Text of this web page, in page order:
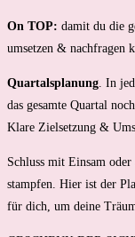
On TOP: damit du die
umsetzen & nachfragen
Quartalsplanung. In
das gesamte Quartal
Klare Zielsetzung &
Schluss mit Einsam
stampfen. Hier ist der
für dich, um deine